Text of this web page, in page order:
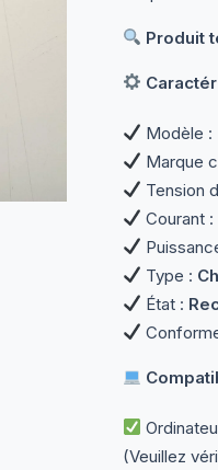
Produit
Modèle :
Marque
Tension
Courant :
Type :
État :
(Veuillez